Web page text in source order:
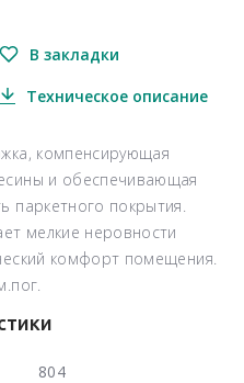
В закладки
Техническое описание
компенсирующая
и обеспечивающая
паркетного покрытия.
мелкие неровности
комфорт помещения.
804